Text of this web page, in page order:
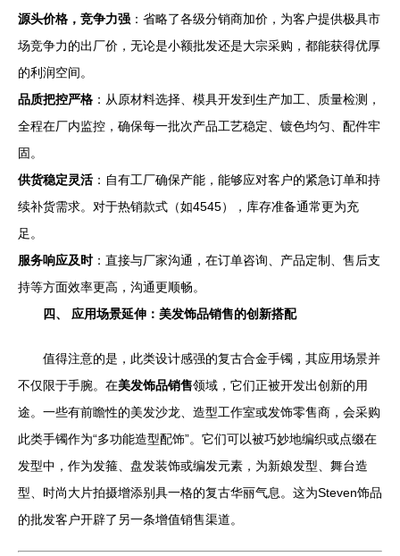
源头价格，竞争力强 ：省略了各级分销商加价，为客户提供极具市
场竞争力的出厂价，无论是小额批发还是大宗采购，都能获得优厚
的利润空间。
品质把控严格 ：从原材料选择、模具开发到生产加工、质量检测，
全程在厂内监控，确保每一批次产品工艺稳定、镀色均匀、配件牢
固。
供货稳定灵活 ：自有工厂确保产能，能够应对客户的紧急订单和持
续补货需求。对于热销款式（如4545），库存准备通常更为充
足。
服务响应及时：直接与厂家沟通，在订单咨询、产品定制、售后支
持等方面效率更高，沟通更顺畅。
四、 应用场景延伸：美发饰品销售的创新搭配
值得注意的是，此类设计感强的复古合金手镯，其应用场景并
不仅限于手腕。在美发饰品销售领域，它们正被开发出创新的用
途。一些有前瞻性的美发沙龙、造型工作室或发饰零售商，会采购
此类手镯作为“多功能造型配饰”。它们可以被巧妙地编织或点缀在
发型中，作为发箍、盘发装饰或编发元素，为新娘发型、舞台造
型、时尚大片拍摄增添别具一格的复古华丽气息。这为Steven饰品
的批发客户开辟了另一条增值销售渠道。